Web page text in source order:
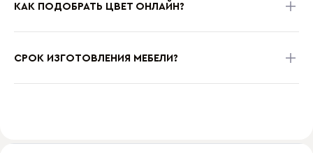
КАК ПОДОБРАТЬ ЦВЕТ ОНЛАЙН?
СРОК ИЗГОТОВЛЕНИЯ МЕБЕЛИ?